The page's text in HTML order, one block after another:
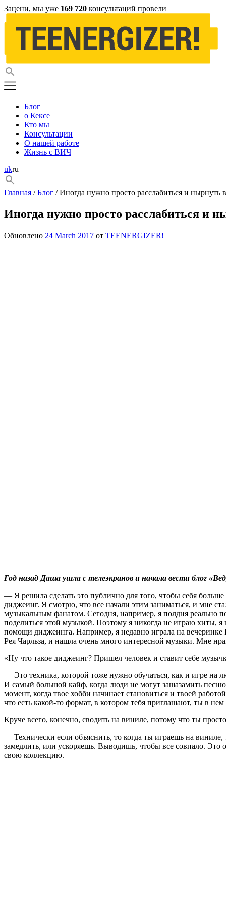
Зацени, мы уже 169 720 консультаций провели
Блог
о Кексе
Кто мы
Консультации
О нашей работе
Жизнь с ВИЧ
ukru
Главная /Блог / Иногда нужно просто расслабиться и нырнуть
Иногда нужно просто расслабиться и
Обновлено 24 March 2017 от TEENERGIZER!
Год назад Даша ушла с телеэкранов и начала вести блог
— Я решила сделать это публично для того, чтобы себя
диджеинг. Я смотрю, что все начали этим заниматься, и мне
музыкальным фанатом. Сегодня, например, я полдня реально
поделиться этой музыкой. Поэтому я никогда не играю хиты,
помощи диджеинга. Например, я недавно играла на
Рея Чарльза, и нашла очень много интересной музыки. Мне
«Ну что такое диджеинг? Пришел человек и ставит себе
— Это техника, которой тоже нужно обучаться, как и игре на
И самый большой кайф, когда люди не могут зашазамить
момент, когда твое хобби начинает становиться и твоей
что есть какой-то формат, в котором тебя приглашают, ты в
Круче всего, конечно, сводить на виниле, потому что ты
— Технически если объяснить, то когда ты играешь на
замедлить, или ускоряешь. Выводишь, чтобы все совпало. Это
свою коллекцию.